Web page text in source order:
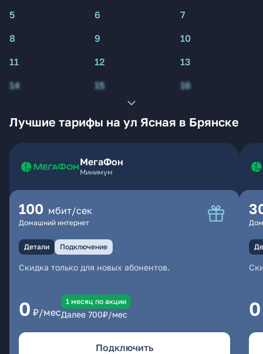
5
6
7
8
9
10
11
12
13
14
15 16
Лучшие тарифы на ул Ясная в Брянске
МегаФон
Минимум
100 мбит/сек
Домашний интернет
Детали Подключение
Скидка только для новых абонентов.
0 ₽/мес
1 месяц по акции
Далее 700₽/мес
Подключить
0